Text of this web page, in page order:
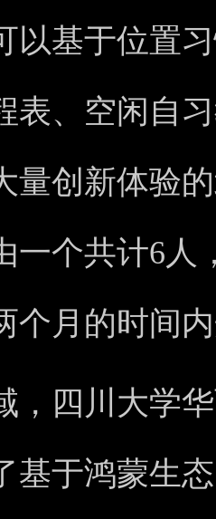
以基于位置
表、空闲自
量创新体验
一个共计6人
个月的时间
，四川大学
基于鸿蒙生